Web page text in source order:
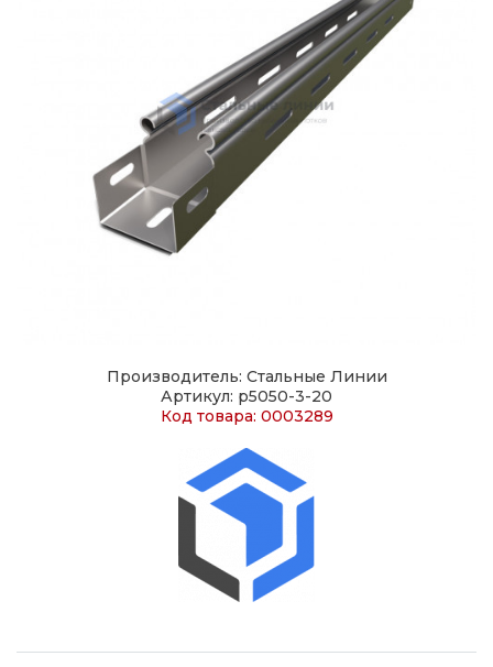
Производитель: Стальные Линии
Артикул: p5050-3-20
Код товара: 0003289